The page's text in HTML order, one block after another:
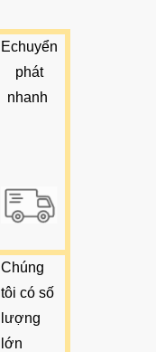
Echuyển
phát
nhanh
Chúng
tôi có số
lượng
lớn